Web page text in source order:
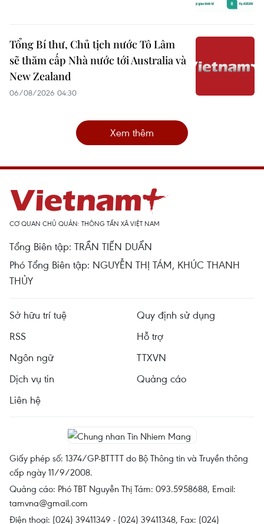
Tổng Bí thư, Chủ tịch nước Tô Lâm
sẽ thăm cấp Nhà nước tới Australia và
New Zealand
06/08/2026 04:30
Xem thêm
CƠ QUAN CHỦ QUẢN: THÔNG TẤN XÃ VIỆT NAM
Tổng Biên tập: TRẦN TIẾN DUẨN
Phó Tổng Biên tập: NGUYỄN THỊ TÁM, KHÚC THANH
THỦY
Sở hữu trí tuệ
Quy định sử dụng
RSS
Hỗ trợ
Ngôn ngữ
TTXVN
Dịch vụ tin
Quảng cáo
Liên hệ
Giấy phép số: 1374/GP-BTTTT do Bộ Thông tin và Truyền thông
cấp ngày 11/9/2008.
Quảng cáo: Phó TBT Nguyễn Thị Tám: 093.5958688, Email:
tamvna@gmail.com
Điện thoại: (024) 39411349 - (024) 39411348, Fax: (024)